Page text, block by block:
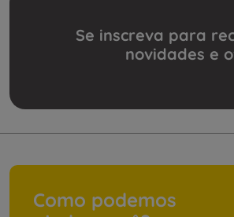
Se inscreva para
novidades e
Como podemos